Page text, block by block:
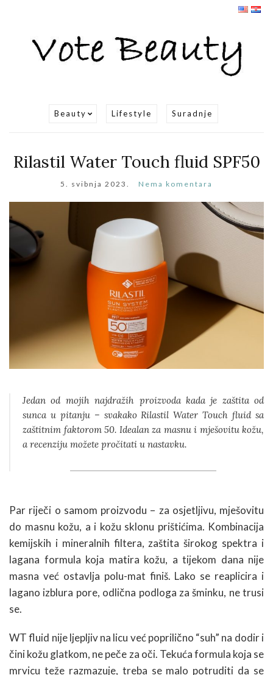
Beauty Lifestyle Suradnje
Rilastil Water Touch fluid SPF50
5. svibnja 2023. Nema komentara
Jedan od mojih najdražih proizvoda kada je zaštita od
sunca u pitanju – svakako Rilastil Water Touch fluid sa
zaštitnim faktorom 50. Idealan za masnu i mješovitu kožu,
a recenziju možete pročitati u nastavku.
Par riječi o samom proizvodu – za osjetljivu, mješovitu
do masnu kožu, a i kožu sklonu prištićima. Kombinacija
kemijskih i mineralnih filtera, zaštita širokog spektra i
lagana formula koja matira kožu, a tijekom dana nije
masna već ostavlja polu-mat finiš. Lako se reaplicira i
lagano izblura pore, odlična podloga za šminku, ne trusi
se.
WT fluid nije ljepljiv na licu već poprilično “suh” na dodir i
čini kožu glatkom, ne peče za oči. Tekuća formula koja se
mrvicu teže razmazuje, treba se malo potruditi da se